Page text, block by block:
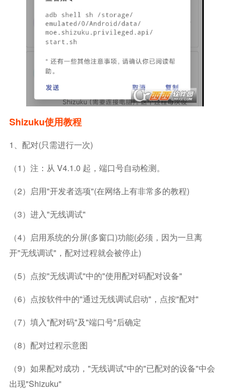
Shizuku使用教程
1、配对(只需进行一次)
（1）注：从 V4.1.0 起，端口号自动检测。
（2）启用"开发者选项"(在网络上有非常多的教程)
（3）进入"无线调试"
（4）启用系统的分屏(多窗口)功能(必须，因为一旦离
开"无线调试"，配对过程就会被停止)
（5）点按"无线调试"中的"使用配对码配对设备"
（6）点按软件中的"通过无线调试启动"，点按"配对"
（7）填入"配对码"及"端口号"后确定
（8）配对过程示意图
（9）如果配对成功，"无线调试"中的"已配对的设备"中会
出现"shizuku"